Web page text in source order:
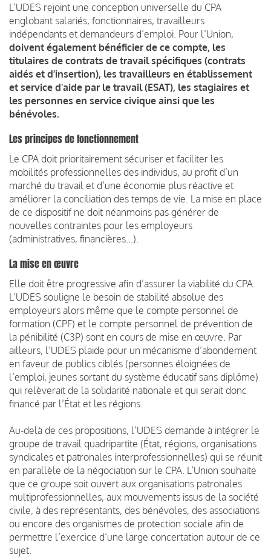
L’UDES rejoint une conception universelle du CPA
englobant salariés, fonctionnaires, travailleurs
indépendants et demandeurs d’emploi. Pour l’Union,
doivent également bénéficier de ce compte, les
titulaires de contrats de travail spécifiques (contrats
aidés et d’insertion), les travailleurs en établissement
et service d'aide par le travail (ESAT), les stagiaires et
les personnes en service civique ainsi que les
bénévoles.
Les principes de fonctionnement
Le CPA doit prioritairement sécuriser et faciliter les
mobilités professionnelles des individus, au profit d’un
marché du travail et d’une économie plus réactive et
améliorer la conciliation des temps de vie. La mise en place
de ce dispositif ne doit néanmoins pas générer de
nouvelles contraintes pour les employeurs
(administratives, financières…).
La mise en œuvre
Elle doit être progressive afin d’assurer la viabilité du CPA.
L’UDES souligne le besoin de stabilité absolue des
employeurs alors même que le compte personnel de
formation (CPF) et le compte personnel de prévention de
la pénibilité (C3P) sont en cours de mise en œuvre. Par
ailleurs, l’UDES plaide pour un mécanisme d’abondement
en faveur de publics ciblés (personnes éloignées de
l’emploi, jeunes sortant du système éducatif sans diplôme)
qui relèverait de la solidarité nationale et qui serait donc
financé par l’État et les régions.
Au-delà de ces propositions, l’UDES demande à intégrer le
groupe de travail quadripartite (État, régions, organisations
syndicales et patronales interprofessionnelles) qui se réunit
en parallèle de la négociation sur le CPA. L’Union souhaite
que ce groupe soit ouvert aux organisations patronales
multiprofessionnelles, aux mouvements issus de la société
civile, à des représentants, des bénévoles, des associations
ou encore des organismes de protection sociale afin de
permettre l’exercice d’une large concertation autour de ce
sujet.